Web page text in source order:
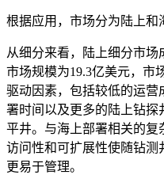
根据应用，市场分为陆上和
从细分来看，陆上细分市场
市场规模为19.3亿美元，市
驱动因素，包括较低的运营
署时间以及更多的陆上钻探
平井。与海上部署相关的
访问性和可扩展性使随钻测
更易于管理。